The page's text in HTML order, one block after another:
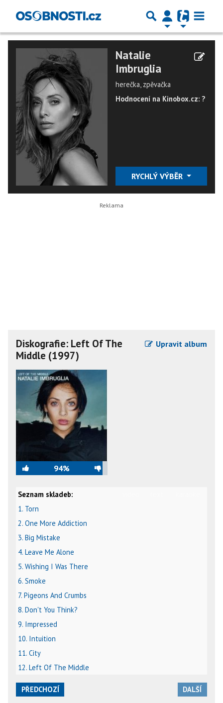
Natalie
Imbruglia
herečka, zpěvačka
Hodnocení na Kinobox.cz: ?
RYCHLÝ VÝBĚR
Diskografie: Left Of The
Middle (1997)
Upravit album
94%
Seznam skladeb:
1. Torn
2. One More Addiction
3. Big Mistake
4. Leave Me Alone
5. Wishing I Was There
6. Smoke
7. Pigeons And Crumbs
8. Don't You Think?
9. Impressed
10. Intuition
11. City
12. Left Of The Middle
PŘEDCHOZÍ DALŠÍ